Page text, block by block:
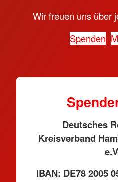
Wir freuen uns über
Spenden
Deutsches
Kreisverband
IBAN: DE78 2005